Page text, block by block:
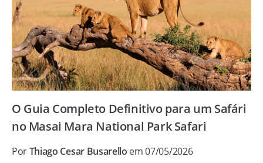
O Guia Completo Definitivo para um Safári
no Masai Mara National Park Safari
PorThiago Cesar Busarello em 07/05/2026